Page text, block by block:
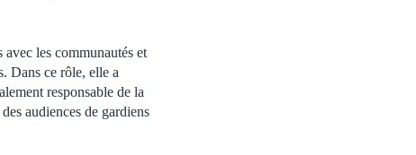
les communautés et
Dans ce rôle, elle a
responsable de la
audiences de gardiens